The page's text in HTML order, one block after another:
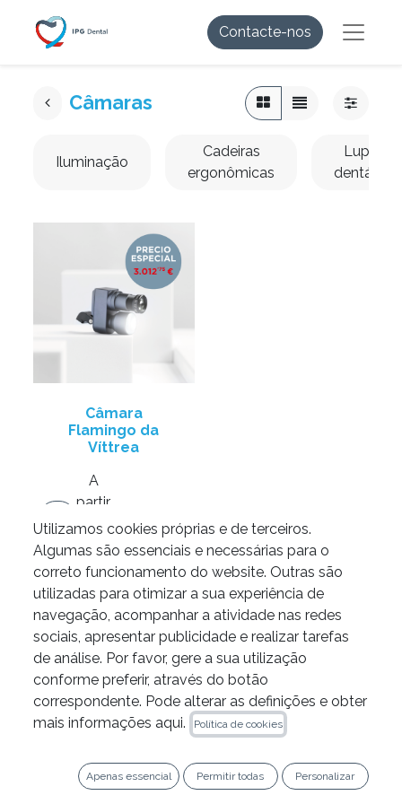
Contacte-nos
Câmaras
Iluminação
Cadeiras
ergonômicas
Lupas
dentárias
Câmara
Flamingo da
Víttrea
A
partir
de
4635,00€
Adicione ao
carrinho
LEGAL
Política de Privacidade
Utilizamos cookies próprias e de terceiros.
Algumas são essenciais e necessárias para o
correto funcionamento do website. Outras são
utilizadas para otimizar a sua experiência de
navegação, acompanhar a atividade nas redes
sociais, apresentar publicidade e realizar tarefas
de análise. Por favor, gere a sua utilização
conforme preferir, através do botão
correspondente. Pode alterar as definições e obter
mais informações aqui.
Política de cookies
Apenas essencial Permitir todas Personalizar